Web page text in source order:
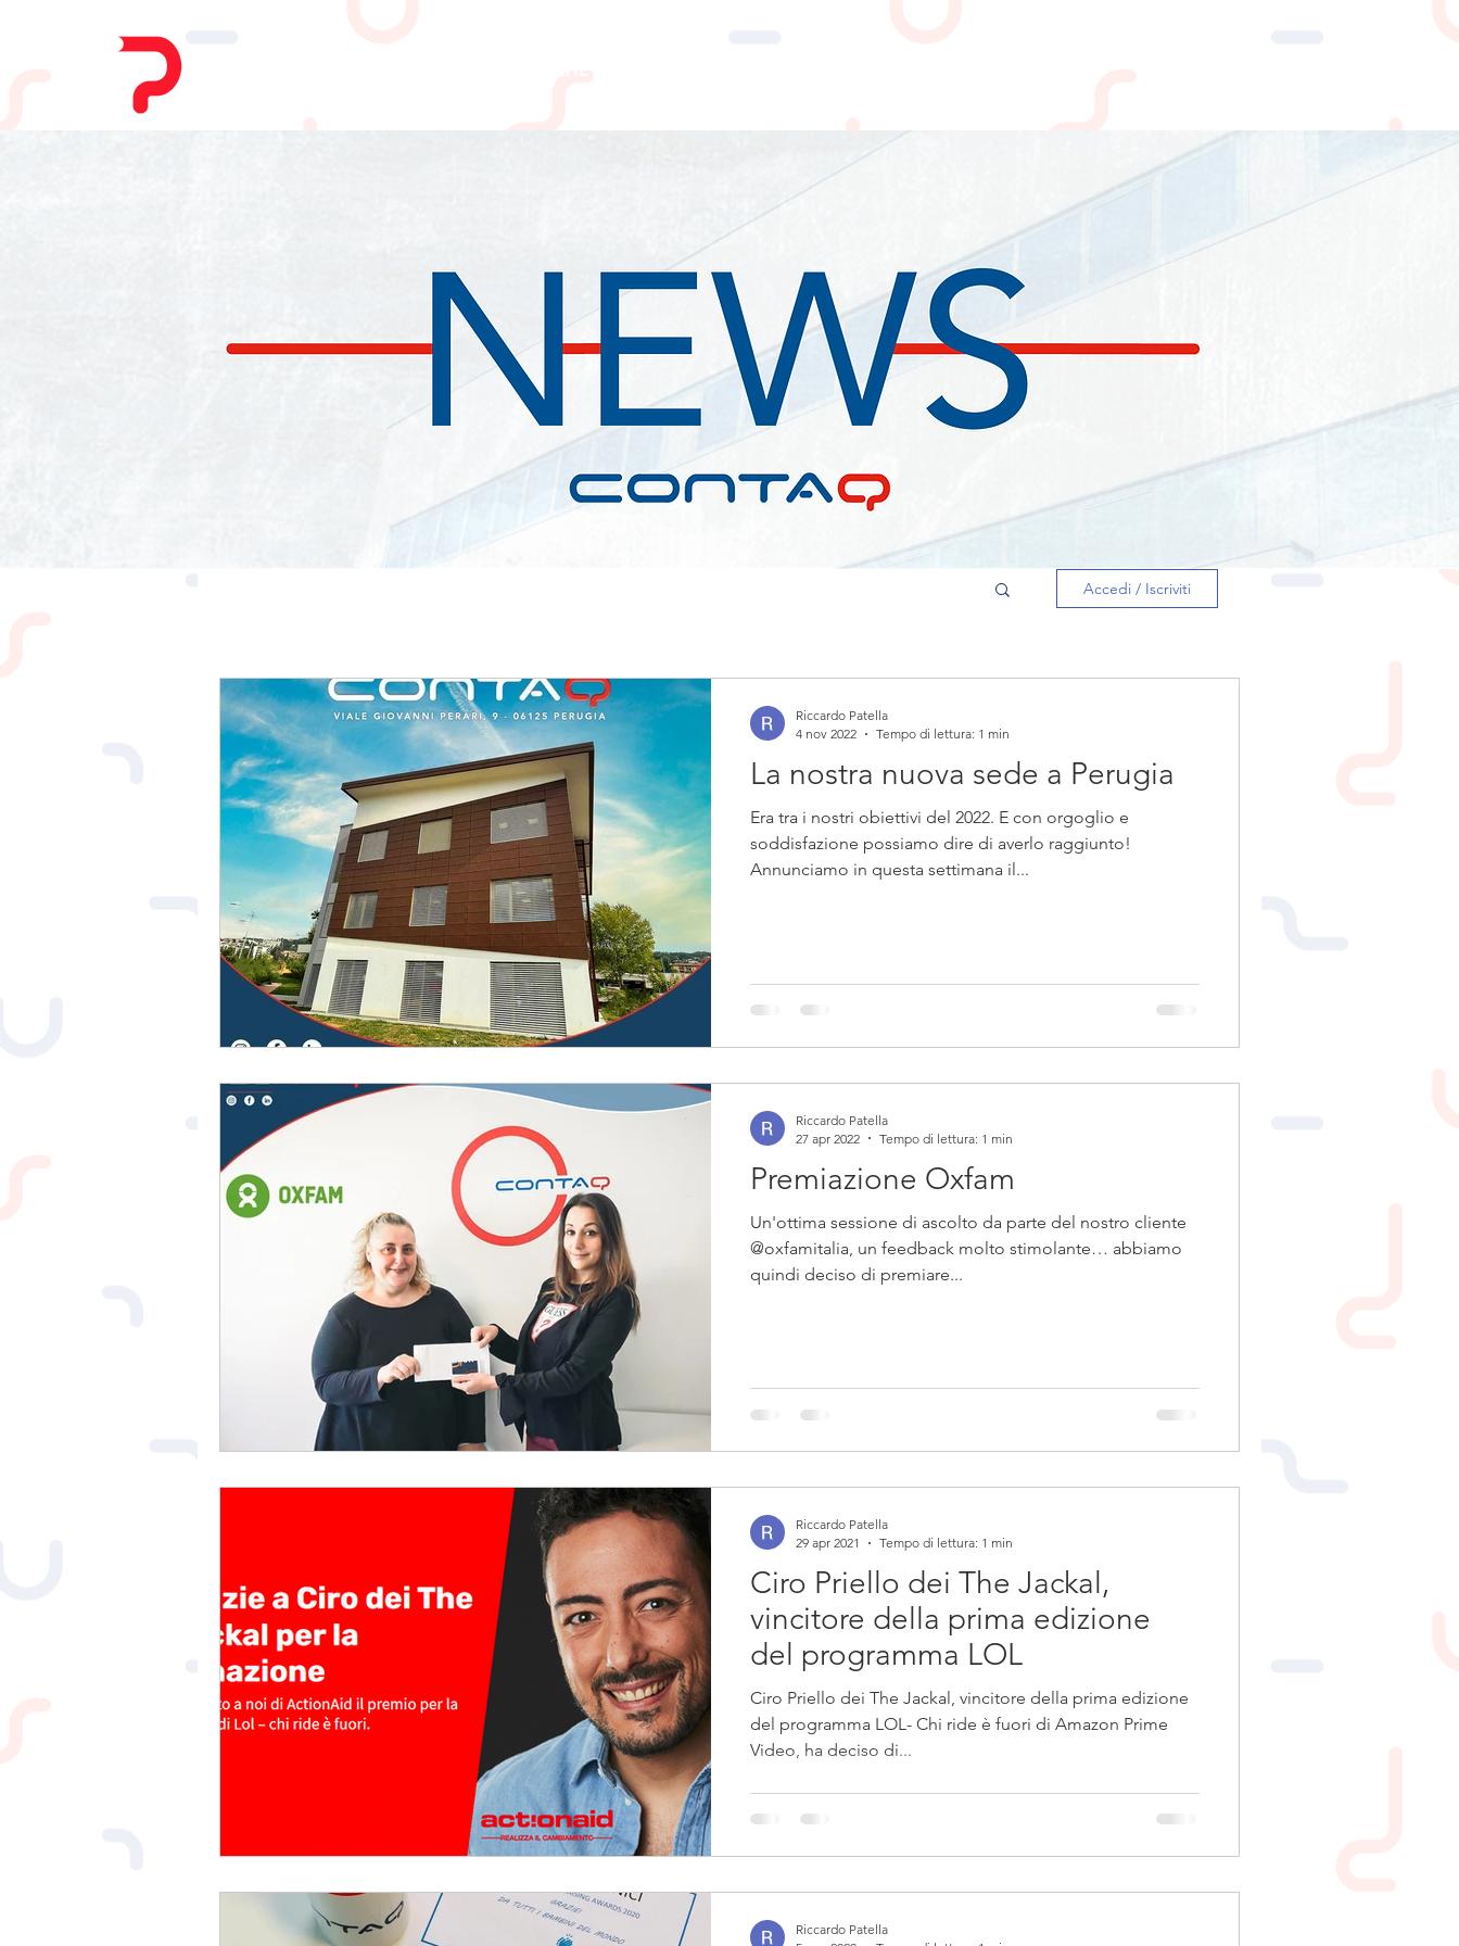
Accedi / Iscriviti
La nostra nuova sede a Perugia
Era tra i nostri obiettivi del 2022. E con orgoglio e
soddisfazione possiamo dire di averlo raggiunto!
Annunciamo in questa settimana il...
Riccardo Patella
4 nov 2022
Tempo di lettura: 1 min
Premiazione Oxfam
Un'ottima sessione di ascolto da parte del nostro cliente
@oxfamitalia, un feedback molto stimolante… abbiamo
quindi deciso di premiare...
Riccardo Patella
27 apr 2022
Tempo di lettura: 1 min
Ciro Priello dei The Jackal,
vincitore della prima edizione
del programma LOL
Ciro Priello dei The Jackal, vincitore della prima edizione
del programma LOL- Chi ride è fuori di Amazon Prime
Video, ha deciso di...
Riccardo Patella
29 apr 2021
Tempo di lettura: 1 min
Riccardo Patella